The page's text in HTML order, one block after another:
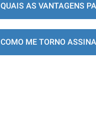
QUAIS AS VANTAGENS
COMO ME TORNO